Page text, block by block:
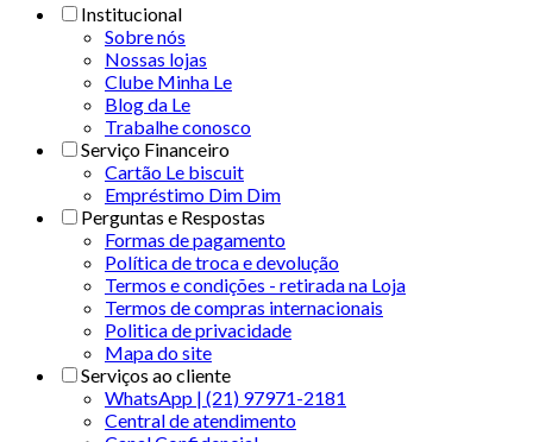
Institucional
Sobre nós
Nossas lojas
Clube Minha Le
Blog da Le
Trabalhe conosco
Serviço Financeiro
Cartão Le biscuit
Empréstimo Dim Dim
Perguntas e Respostas
Formas de pagamento
Política de troca e devolução
Termos e condições - retirada na Loja
Termos de compras internacionais
Politica de privacidade
Mapa do site
Serviços ao cliente
WhatsApp | (21) 97971-2181
Central de atendimento